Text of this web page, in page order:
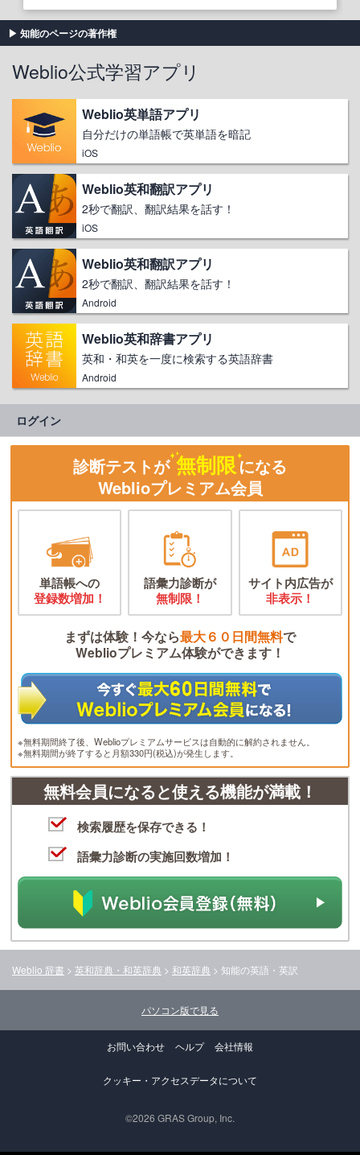
知能のページの著作権
Weblio公式学習アプリ
Weblio英単語アプリ
自分だけの単語帳で英単語を暗記
iOS
Weblio英和翻訳アプリ
2秒で翻訳、翻訳結果を話す！
iOS
Weblio英和翻訳アプリ
2秒で翻訳、翻訳結果を話す！
Android
Weblio英和辞書アプリ
英和・和英を一度に検索する英語辞書
Android
ログイン
診断テストが 無制限になる
Weblioプレミアム会員
単語帳への
登録数増加！
語彙力診断が
無制限！
サイト内広告が
非表示！
まずは体験！今なら最大６０日間無料で
Weblioプレミアム体験ができます！
※無料期間終了後、Weblioプレミアムサービスは自動的に解約されません。
※無料期間が終了すると月額330円(税込)が発生します。
無料会員になると使える機能が満載！
検索履歴を保存できる！
語彙力診断の実施回数増加！
Weblio 辞書 > 英和辞典・和英辞典 > 和英辞典 > 知能の英語・英訳
パソコン版で見る
お問い合わせ ヘルプ 会社情報
クッキー・アクセスデータについて
©2026 GRAS Group, Inc.